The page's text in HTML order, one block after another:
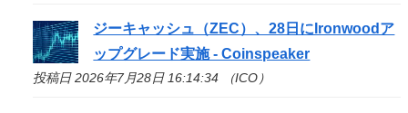
ジーキャッシュ（ZEC）、28日にIronwoodア
ップグレード実施 - Coinspeaker
投稿日 2026年7月28日 16:14:34 （ICO）